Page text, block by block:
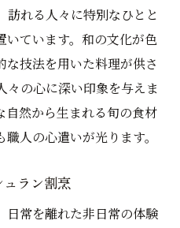
れる人々に特別なひとと
いています。和の文化が色
技法を用いた料理が供さ
々の心に深い印象を与えま
自然から生まれる旬の食材
人の心遣いが光ります。
ラン割烹
日常を離れた非日常の体験